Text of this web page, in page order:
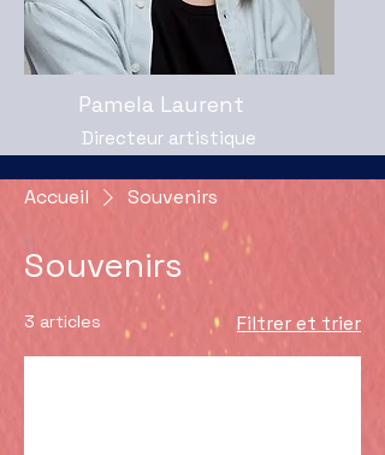
Pamela Laurent
Directeur artistique
Accueil Souvenirs
Souvenirs
3 articles Filtrer et trier